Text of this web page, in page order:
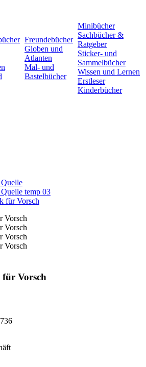
Freundebücher
Globen und
Atlanten
Mal- und
Bastelbücher
Minibücher
Sachbücher &
Ratgeber
Sticker- und
Sammelbücher
Wissen und Lernen
Erstleser
Kinderbücher
temp 03
für Vorsch
Vorsch